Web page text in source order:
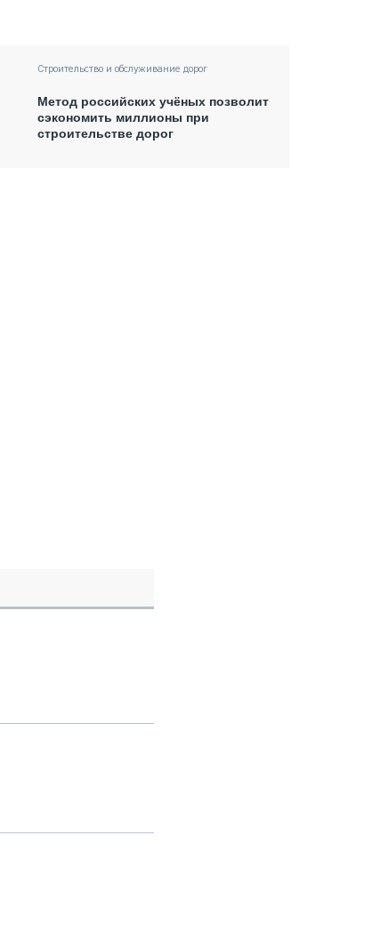
Строительство и обслуживание дорог
Метод российских учёных позволит
сэкономить миллионы при
строительстве дорог